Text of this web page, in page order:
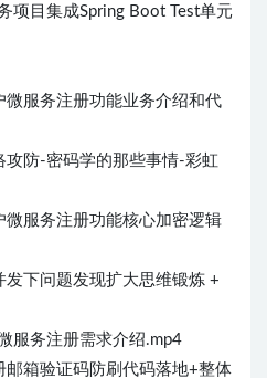
目集成Spring Boot Test单元
服务注册功能业务介绍和代
防-密码学的那些事情-彩虹
服务注册功能核心加密逻辑
下问题发现扩大思维锻炼 +
务注册需求介绍.mp4
箱验证码防刷代码落地+整体